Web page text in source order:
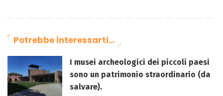
Potrebbe interessarti…
I musei archeologici dei piccoli paesi
sono un patrimonio straordinario (da
salvare).